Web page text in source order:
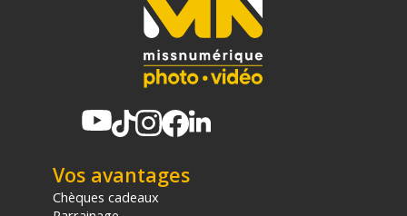
sur le prix TTC en €, les points seront effectivement calculés dans le
Vos avantages
Chèques cadeaux